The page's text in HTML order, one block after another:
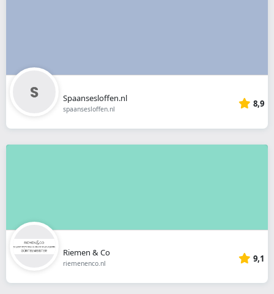
Spaansesloffen.nl
spaansesloffen.nl 8,9
Riemen & Co
riemenenco.nl 9,1